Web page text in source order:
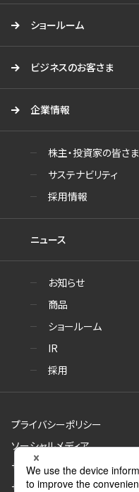
ショールーム
ビジネスのお客さま
企業情報
株主・投資家の皆さま
サステナビリティ
採用情報
ニュース
お知らせ
商品
ショールーム
IR
採用
プライバシーポリシー
ソーシャルメディア
サイトのご利用について
サイトマップ